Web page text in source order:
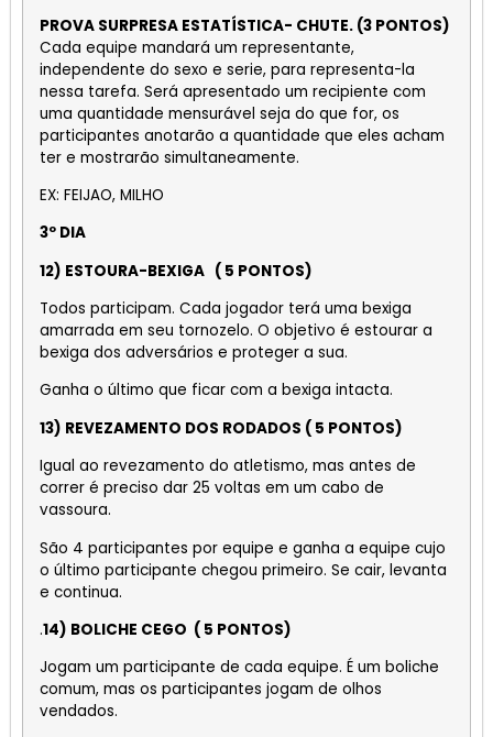
PROVA SURPRESA ESTATÍSTICA- CHUTE. (3 PONTOS)
Cada equipe mandará um representante,
independente do sexo e serie, para representa-la
nessa tarefa. Será apresentado um recipiente com
uma quantidade mensurável seja do que for, os
participantes anotarão a quantidade que eles acham
ter e mostrarão simultaneamente.
EX: FEIJAO, MILHO
3º DIA
12) ESTOURA-BEXIGA ( 5 PONTOS)
Todos participam. Cada jogador terá uma bexiga
amarrada em seu tornozelo. O objetivo é estourar a
bexiga dos adversários e proteger a sua.
Ganha o último que ficar com a bexiga intacta.
13) REVEZAMENTO DOS RODADOS ( 5 PONTOS)
Igual ao revezamento do atletismo, mas antes de
correr é preciso dar 25 voltas em um cabo de
vassoura.
São 4 participantes por equipe e ganha a equipe cujo
o último participante chegou primeiro. Se cair, levanta
e continua.
.14) BOLICHE CEGO ( 5 PONTOS)
Jogam um participante de cada equipe. É um boliche
comum, mas os participantes jogam de olhos
vendados.